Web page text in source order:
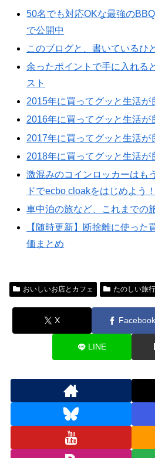
50名でも対応OKな最強の
で公開中
このブログと、書いているひ
余ったポイントで手に入れる
スト
2015年に買ってグッと生活が
2016年に買ってグッと生活が
2017年に買ってグッと生活が
2018年に買ってグッと生活が
激混みのコインロッカーはも
ドでecbo cloakをはじめよう！
車中泊の旅など、これまでの
【随時更新】断捨離に使った
価まとめ
おいしいお店とカフェ たのしい旅
X Facebook
LINE